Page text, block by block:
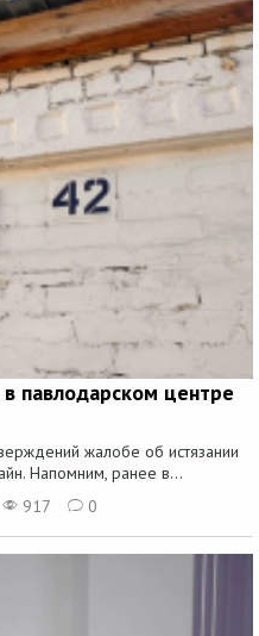
павлодарском центре
жалобе об истязании
Напомним, ранее в...
917 0